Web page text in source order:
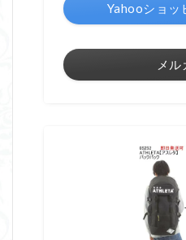
Yahooショッ
メル